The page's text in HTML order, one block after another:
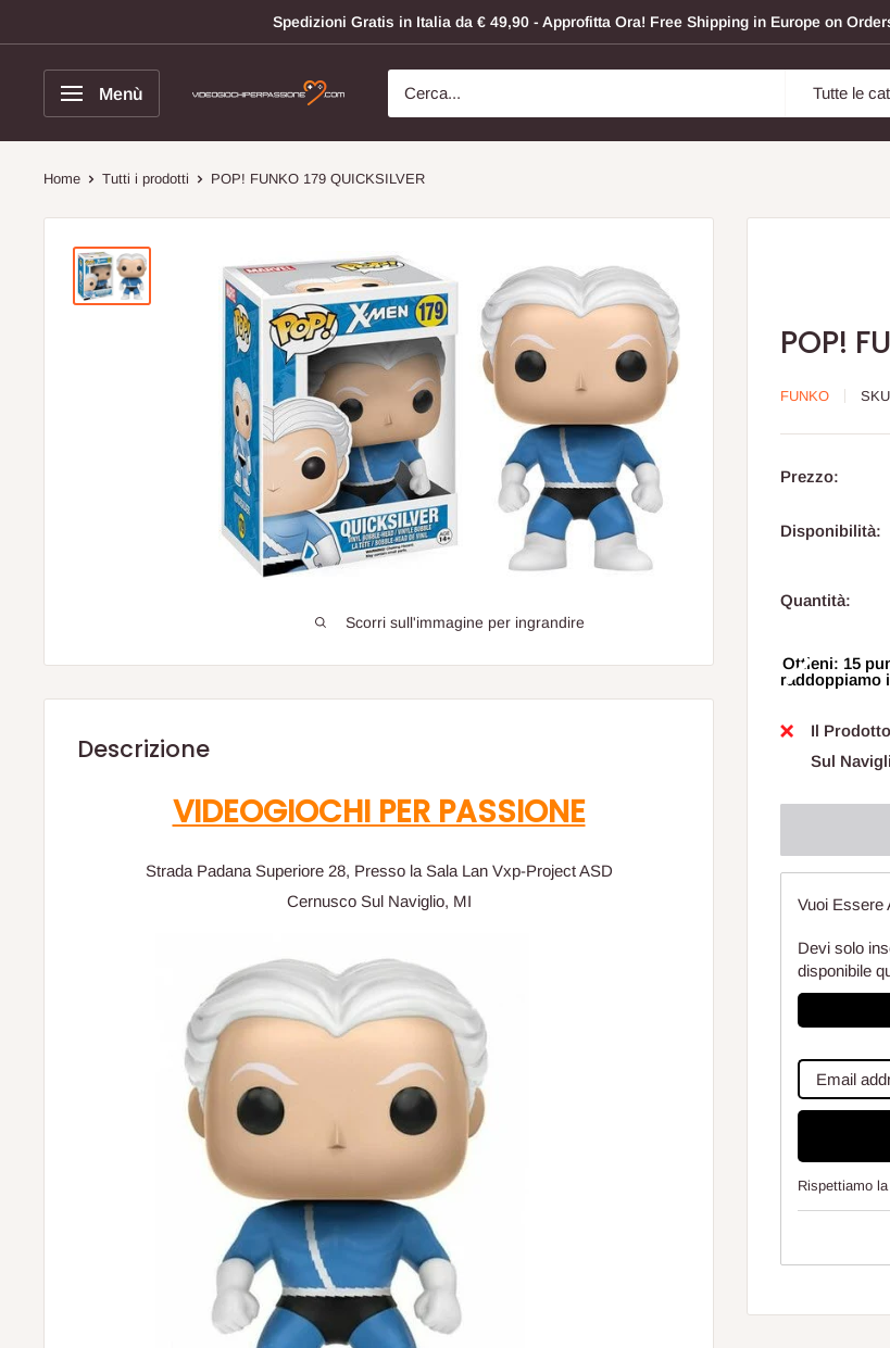
al
contenuto
Spedizioni Gratis in Italia da € 49,90 - Approfitta Ora! Free Shipping in Europe on
Menù
Videogiochi
Tutte le
Home Tutti i prodotti POP! FUNKO 179 QUICKSILVER
Scorri sull'immagine per ingrandire
POP!
FUNKO
Prezzo:
Disponibilità:
Quantità:
Ottieni: 15
raddoppiamo
Il
Sul
Vuoi Essere
Devi solo
disponibile
Rispettiamo
Descrizione
VIDEOGIOCHI PER PASSIONE
Strada Padana Superiore 28, Presso la Sala Lan Vxp-Project ASD
Cernusco Sul Naviglio, MI